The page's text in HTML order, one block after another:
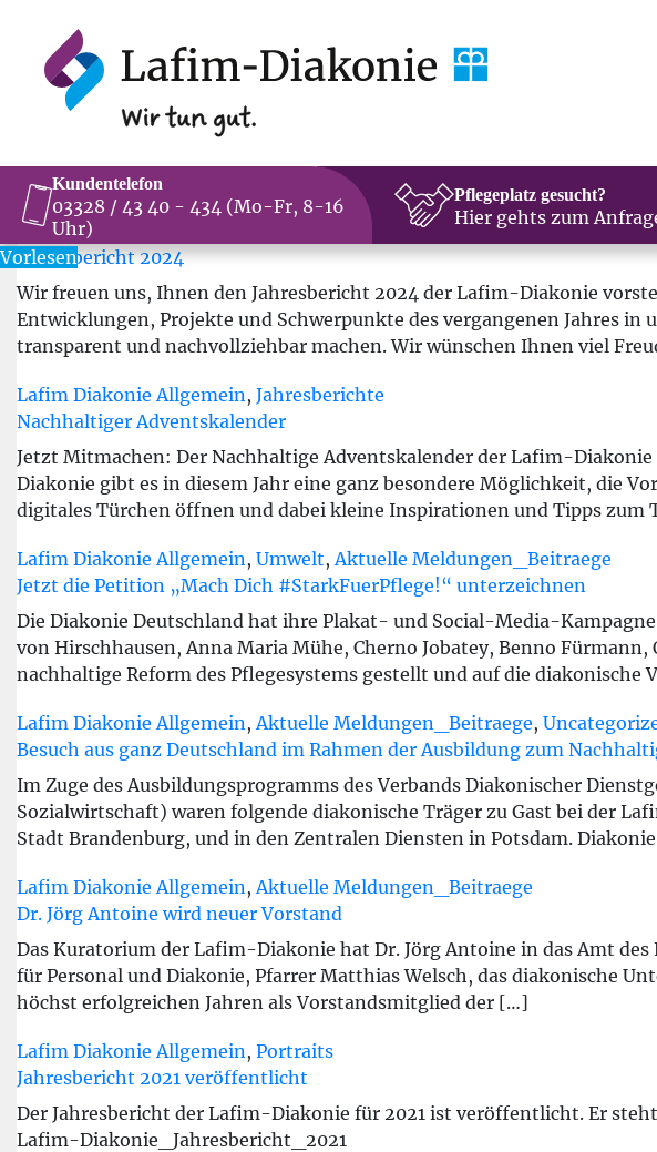
Vorlesen
Kundentelefon
03328 / 43 40 - 434 (Mo-Fr, 8-16
Uhr)
Pflegeplatz gesucht?
Hier gehts zum
Jahresbericht 2024
Wir freuen uns, Ihnen den Jahresbericht 2024 der Lafim-Diakonie
Entwicklungen, Projekte und Schwerpunkte des vergangenen Jahres
transparent und nachvollziehbar machen. Wir wünschen Ihnen viel
Lafim Diakonie Allgemein, Jahresberichte
Nachhaltiger Adventskalender
Jetzt Mitmachen: Der Nachhaltige Adventskalender der Lafim-
Diakonie gibt es in diesem Jahr eine ganz besondere Möglichkeit, die
digitales Türchen öffnen und dabei kleine Inspirationen und Tipps
Lafim Diakonie Allgemein, Umwelt,Aktuelle Meldungen_Beitraege
Jetzt die Petition „Mach Dich #StarkFuerPflege!“ unterzeichnen
Die Diakonie Deutschland hat ihre Plakat- und Social-Media-
von Hirschhausen, Anna Maria Mühe, Cherno Jobatey, Benno
nachhaltige Reform des Pflegesystems gestellt und auf die
Lafim Diakonie Allgemein,Aktuelle Meldungen_Beitraege,
Besuch aus ganz Deutschland im Rahmen der Ausbildung zum
Im Zuge des Ausbildungsprogramms des Verbands Diakonischer
Sozialwirtschaft) waren folgende diakonische Träger zu Gast bei der
Stadt Brandenburg, und in den Zentralen Diensten in Potsdam.
Lafim Diakonie Allgemein,Aktuelle Meldungen_Beitraege
Dr. Jörg Antoine wird neuer Vorstand
Das Kuratorium der Lafim-Diakonie hat Dr. Jörg Antoine in das Amt
für Personal und Diakonie, Pfarrer Matthias Welsch, das diakonische
höchst erfolgreichen Jahren als Vorstandsmitglied der […]
Lafim Diakonie Allgemein, Portraits
Jahresbericht 2021 veröffentlicht
Der Jahresbericht der Lafim-Diakonie für 2021 ist veröffentlicht. Er
Lafim-Diakonie_Jahresbericht_2021